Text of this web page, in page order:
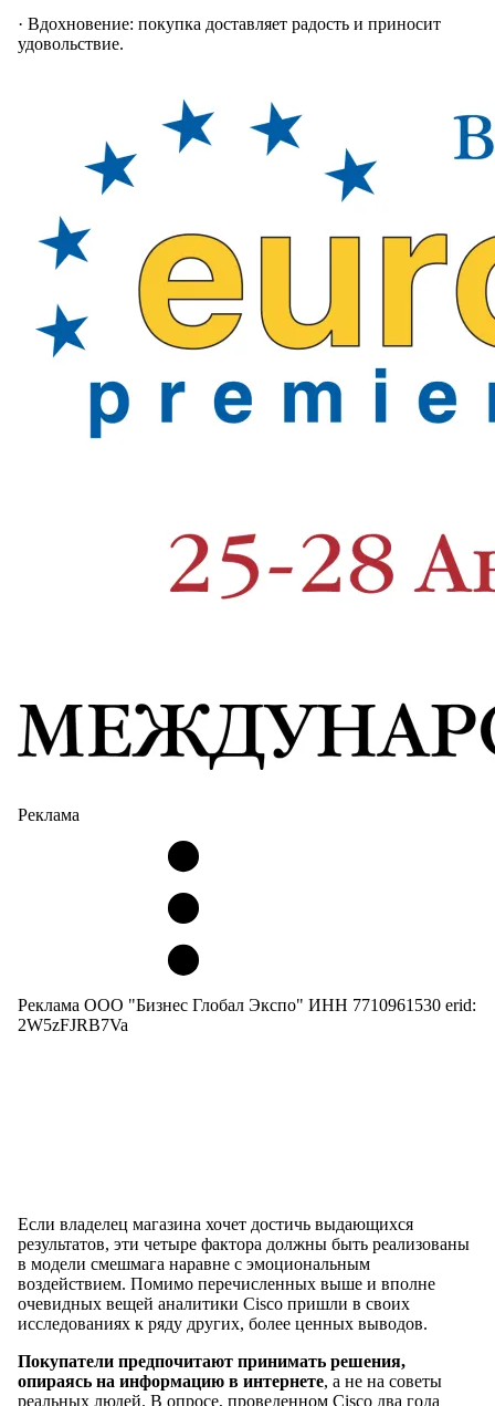
· Вдохновение: покупка доставляет радость и приносит
удовольствие.
Реклама
Реклама ООО "Бизнес Глобал Экспо" ИНН 7710961530 erid:
2W5zFJRB7Va
Если владелец магазина хочет достичь выдающихся
результатов, эти четыре фактора должны быть реализованы
в модели смешмага наравне с эмоциональным
воздействием. Помимо перечисленных выше и вполне
очевидных вещей аналитики Cisco пришли в своих
исследованиях к ряду других, более ценных выводов.
Покупатели предпочитают принимать решения,
опираясь на информацию в интернете, а не на советы
реальных людей. В опросе, проведенном Cisco два года